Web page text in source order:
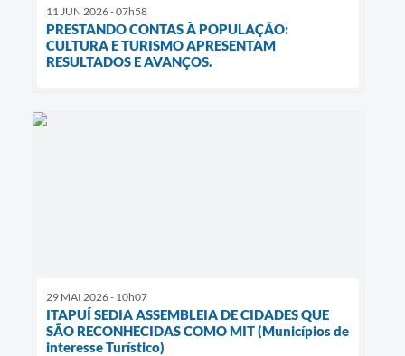
11 JUN 2026 - 07h58
PRESTANDO CONTAS À POPULAÇÃO:
CULTURA E TURISMO APRESENTAM
RESULTADOS E AVANÇOS.
29 MAI 2026 - 10h07
ITAPUÍ SEDIA ASSEMBLEIA DE CIDADES QUE
SÃO RECONHECIDAS COMO MIT (Municípios de
interesse Turístico)